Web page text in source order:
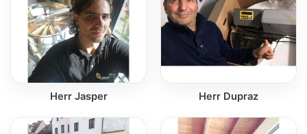
Herr Jasper Herr Dupraz